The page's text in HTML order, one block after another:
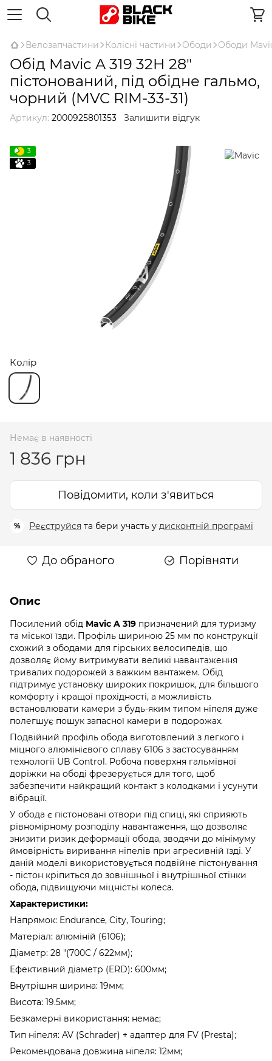
Велозапчастини Колісні частини Ободи Ободи
Обід Mavic A 319 32H 28"
пістонований, під обідне гальмо,
чорний (MVC RIM-33-31)
Артикул: 2000925801353 Залишити відгук
3
3
Колір
Немає в наявності
1 836 грн
Повідомити, коли з'явиться
% Реєструйся та бери участь у дисконтній програмі
До обраного Порівняти
Опис
Посилений обід Mavic A 319 призначений для туризму
та міської їзди. Профіль шириною 25 мм по конструкції
схожий з ободами для гірських велосипедів, що
дозволяє йому витримувати великі навантаження
тривалих подорожей з важким вантажем. Обід
підтримує установку широких покришок, для більшого
комфорту і кращої прохідності, а можливість
встановлювати камери з будь-яким типом ніпеля дуже
полегшує пошук запасної камери в подорожах.
Подвійний профіль обода виготовлений з легкого і
міцного алюмінієвого сплаву 6106 з застосуванням
технології UB Control. Робоча поверхня гальмівної
доріжки на ободі фрезерується для того, щоб
забезпечити найкращий контакт з колодками і усунути
вібрації.
У обода є пістоновані отвори під спиці, які сприяють
рівномірному розподілу навантаження, що дозволяє
знизити ризик деформації обода, зводячи до мінімуму
ймовірність виривання ніпелів при агресивній їзді. У
даній моделі використовується подвійне пістонування
- пістон кріпиться до зовнішньої і внутрішньої стінки
обода, підвищуючи міцністьі колеса.
Характеристики:
Напрямок: Endurance, City, Touring;
Матеріал: алюміній (6106);
Діаметр: 28 "(700C / 622мм);
Ефективний діаметр (ERD): 600мм;
Внутрішня ширина: 19мм;
Висота: 19.5мм;
Безкамерні використання: немає;
Тип ніпеля: AV (Schrader) + адаптер для FV (Presta);
Рекомендована довжина ніпеля: 12мм;